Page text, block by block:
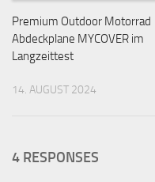
Premium Outdoor Motorrad
Abdeckplane MYCOVER im
Langzeittest
14. AUGUST 2024
4 RESPONSES